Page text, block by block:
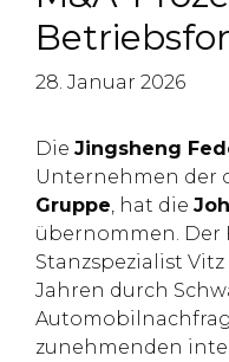
28. Januar 2026
Die Jingsheng
Unternehmen der
Gruppe, hat die
übernommen. Der
Stanzspezialist
Jahren durch
zunehmenden